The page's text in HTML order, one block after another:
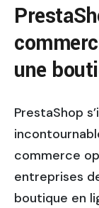
une
PrestaShop
commerce
entreprises
boutique en